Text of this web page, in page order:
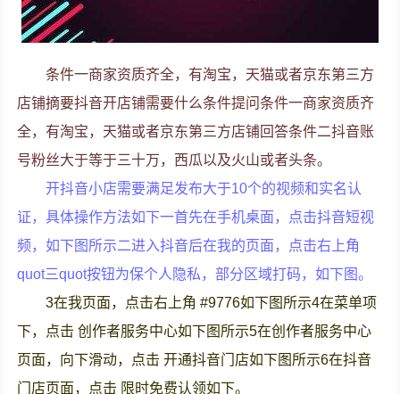
条件一商家资质齐全，有淘宝，天猫或者京东第三方
店铺摘要抖音开店铺需要什么条件提问条件一商家资质齐
全，有淘宝，天猫或者京东第三方店铺回答条件二抖音账
号粉丝大于等于三十万，西瓜以及火山或者头条。
开抖音小店需要满足发布大于10个的视频和实名认
证，具体操作方法如下一首先在手机桌面，点击抖音短视
频，如下图所示二进入抖音后在我的页面，点击右上角
quot三quot按钮为保个人隐私，部分区域打码，如下图。
3在我页面，点击右上角 #9776如下图所示4在菜单项
下，点击 创作者服务中心如下图所示5在创作者服务中心
页面，向下滑动，点击 开通抖音门店如下图所示6在抖音
门店页面，点击 限时免费认领如下。